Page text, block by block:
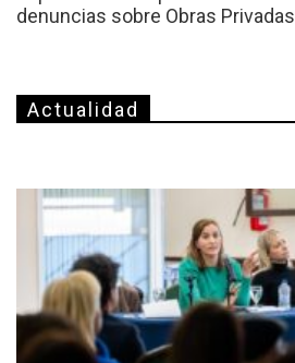
denuncias sobre Obras Privadas
Actualidad